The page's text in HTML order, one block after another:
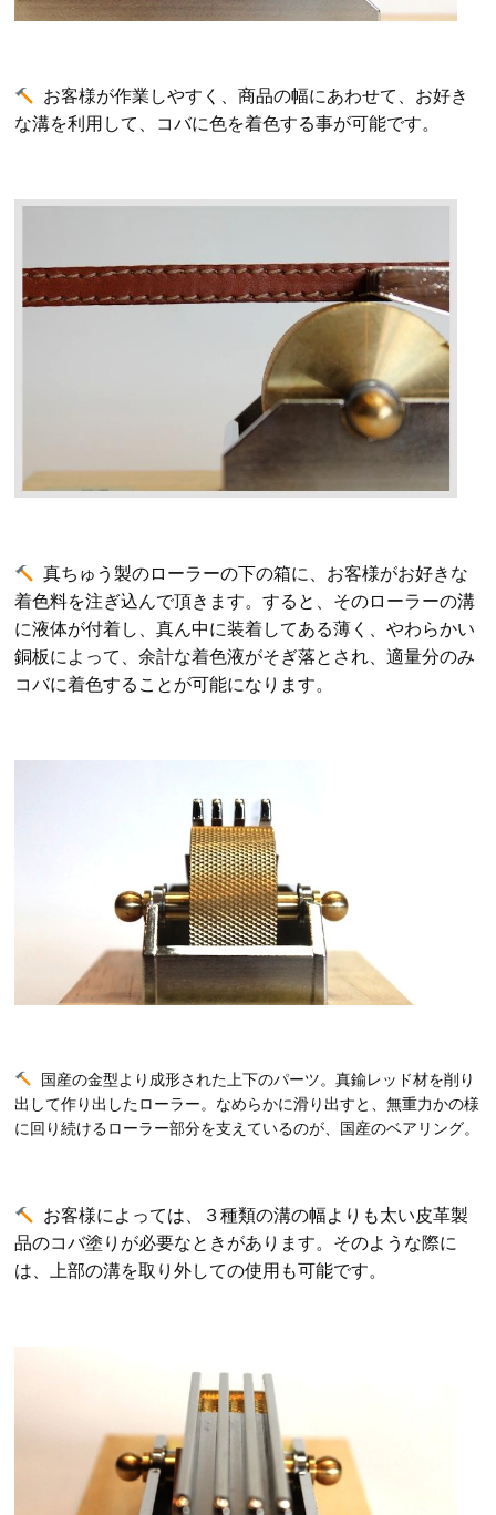
お客様が作業しやすく、商品の幅にあわせて、お好き
な溝を利用して、コバに色を着色する事が可能です。
真ちゅう製のローラーの下の箱に、お客様がお好きな
着色料を注ぎ込んで頂きます。すると、そのローラーの溝
に液体が付着し、真ん中に装着してある薄く、やわらかい
銅板によって、余計な着色液がそぎ落とされ、適量分のみ
コバに着色することが可能になります。
国産の金型より成形された上下のパーツ。真鍮レッド材を削り
出して作り出したローラー。なめらかに滑り出すと、無重力かの様
に回り続けるローラー部分を支えているのが、国産のベアリング。
お客様によっては、３種類の溝の幅よりも太い皮革製
品のコバ塗りが必要なときがあります。 そのような際に
は、上部の溝を取り外しての使用も可能です。